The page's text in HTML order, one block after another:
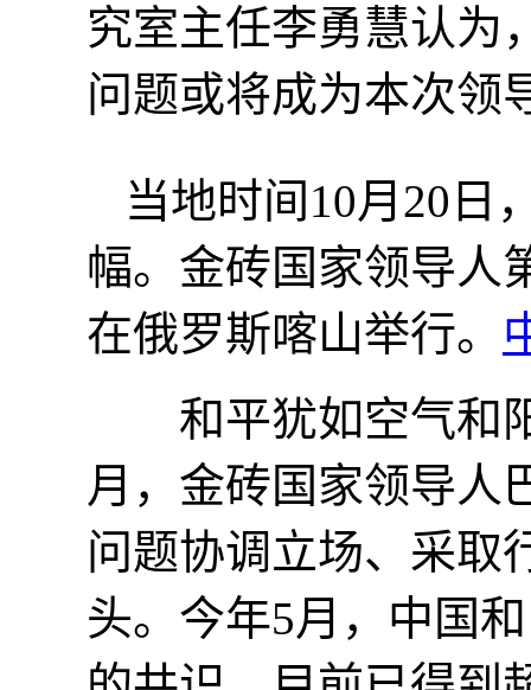
究室主任李勇慧认为
问题或将成为本次领
当地时间10月20日
幅。金砖国家领导人
在俄罗斯喀山举行。
和平犹如空气和阳
月，金砖国家领导人
问题协调立场、采取
头。今年5月，中国